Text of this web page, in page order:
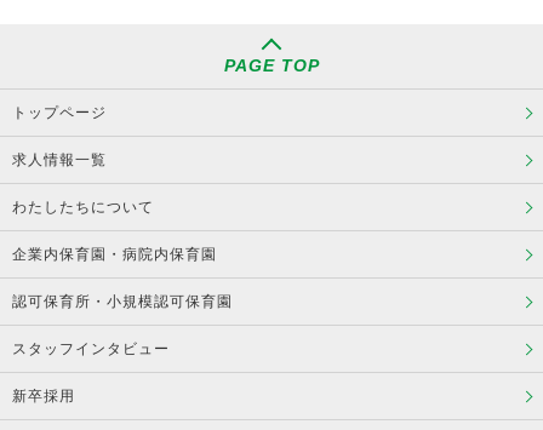
PAGE TOP
トップページ
求人情報一覧
わたしたちについて
企業内保育園・病院内保育園
認可保育所・小規模認可保育園
スタッフインタビュー
新卒採用